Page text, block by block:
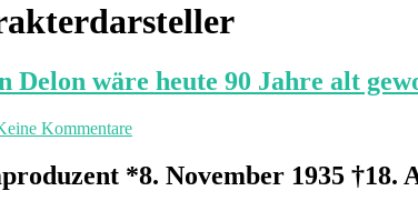
Delon wäre heute 90 Jahre alt
Kommentare
*8. November 1935 †18.